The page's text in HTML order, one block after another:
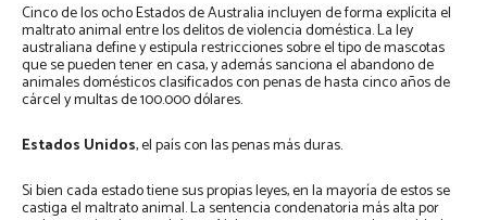
Cinco de los ocho Estados de Australia incluyen de forma explícita el
maltrato animal entre los delitos de violencia doméstica. La ley
australiana define y estipula restricciones sobre el tipo de mascotas
que se pueden tener en casa, y además sanciona el abandono de
animales domésticos clasificados con penas de hasta cinco años de
cárcel y multas de 100.000 dólares.
Estados Unidos, el país con las penas más duras.
Si bien cada estado tiene sus propias leyes, en la mayoría de estos se
castiga el maltrato animal. La sentencia condenatoria más alta por